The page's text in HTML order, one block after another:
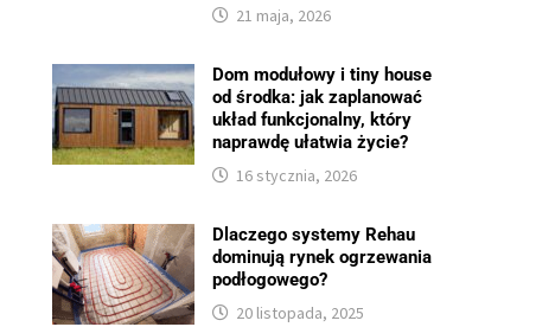
21 maja, 2026
Dom modułowy i tiny house
od środka: jak zaplanować
układ funkcjonalny, który
naprawdę ułatwia życie?
16 stycznia, 2026
Dlaczego systemy Rehau
dominują rynek ogrzewania
podłogowego?
20 listopada, 2025